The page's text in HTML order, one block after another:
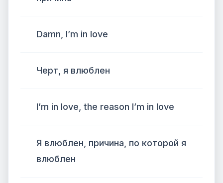
Damn, I’m in love
Черт, я влюблен
I’m in love, the reason I’m in love
Я влюблен, причина, по которой я
влюблен